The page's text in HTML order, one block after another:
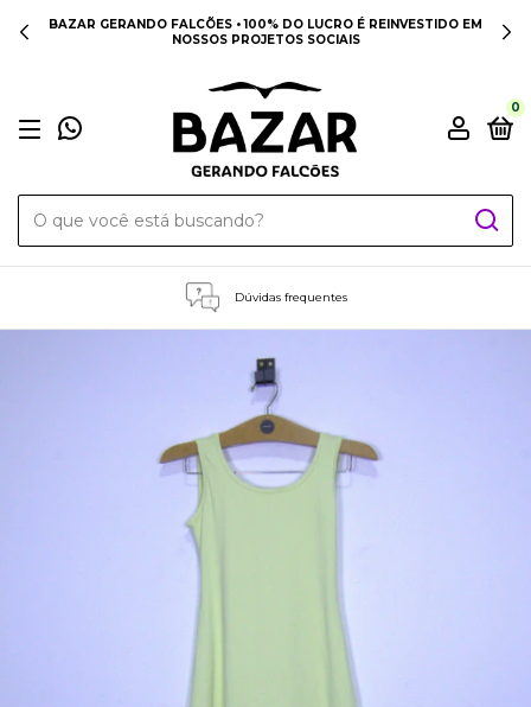
BAZAR GERANDO FALCÕES • 100% DO LUCRO É REINVESTIDO EM
NOSSOS PROJETOS SOCIAIS
0
Dúvidas frequentes